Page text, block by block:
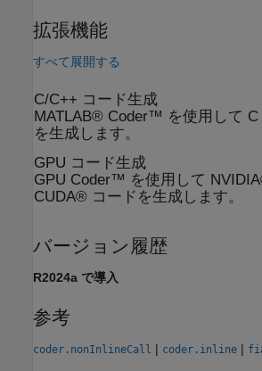
拡張機能
すべて展開する
C/C++ コード生成
MATLAB® Coder™ を使用して C
を生成します。
GPU コード生成
GPU Coder™ を使用して
CUDA® コードを生成します。
バージョン履歴
R2024a で導入
参考
coder.nonInlineCall | coder.inline |